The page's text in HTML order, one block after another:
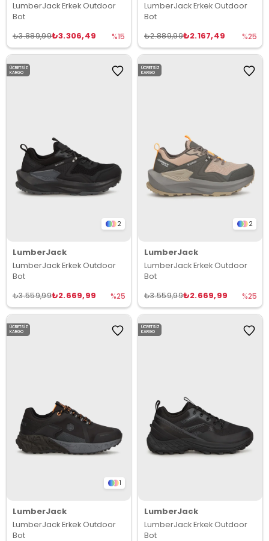
LumberJack Erkek Outdoor
Bot
₺3.306,49
₺3.889,99 %15
LumberJack Erkek Outdoor
Bot
₺2.167,49
₺2.889,99 %25
2
LumberJack
LumberJack Erkek Outdoor
Bot
₺2.669,99
₺3.559,99 %25
ÜCRETSIZ
KARGO
2
LumberJack
LumberJack Erkek Outdoor
Bot
₺2.669,99
₺3.559,99 %25
ÜCRETSIZ
KARGO
1
LumberJack
LumberJack Erkek Outdoor
Bot
ÜCRETSIZ
KARGO
LumberJack
LumberJack Erkek Outdoor
Bot
ÜCRETSIZ
KARGO